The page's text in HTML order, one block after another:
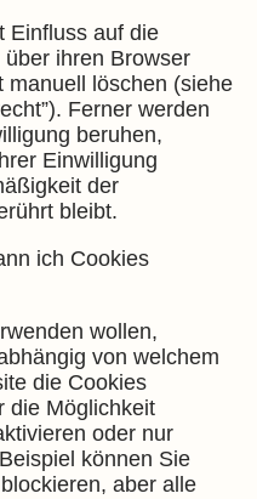
Einfluss auf die
ihren Browser
manuell löschen (siehe
Ferner werden
beruhen,
Einwilligung
der
bleibt.
ich Cookies
wollen,
von welchem
die Cookies
die Möglichkeit
oder nur
können Sie
aber alle